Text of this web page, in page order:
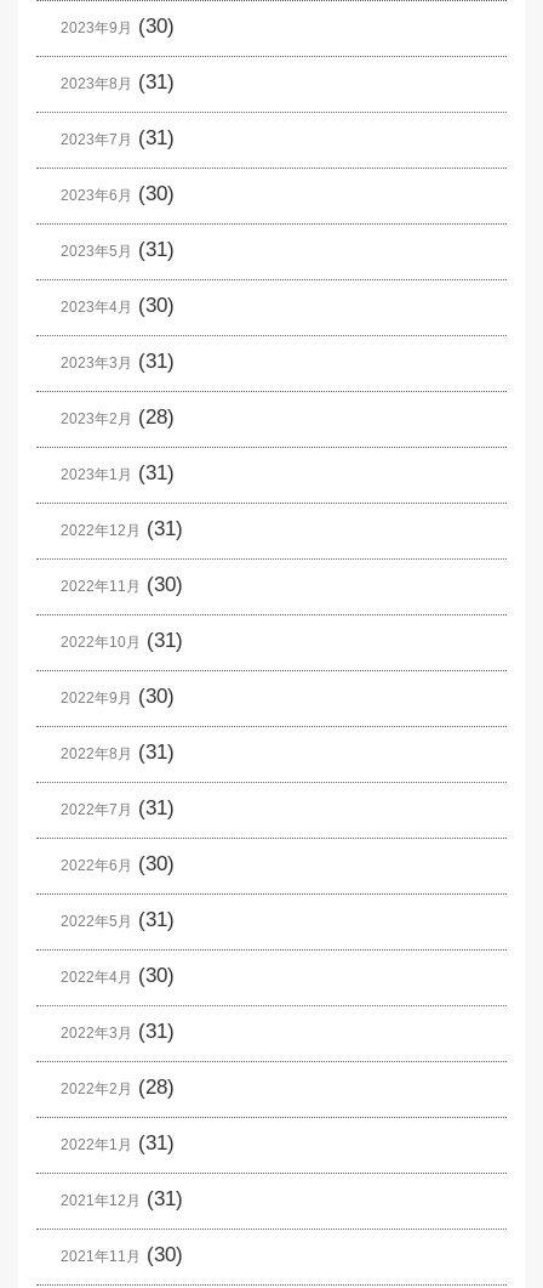
2023年9月 (30)
2023年8月 (31)
2023年7月 (31)
2023年6月 (30)
2023年5月 (31)
2023年4月 (30)
2023年3月 (31)
2023年2月 (28)
2023年1月 (31)
2022年12月 (31)
2022年11月 (30)
2022年10月 (31)
2022年9月 (30)
2022年8月 (31)
2022年7月 (31)
2022年6月 (30)
2022年5月 (31)
2022年4月 (30)
2022年3月 (31)
2022年2月 (28)
2022年1月 (31)
2021年12月 (31)
2021年11月 (30)